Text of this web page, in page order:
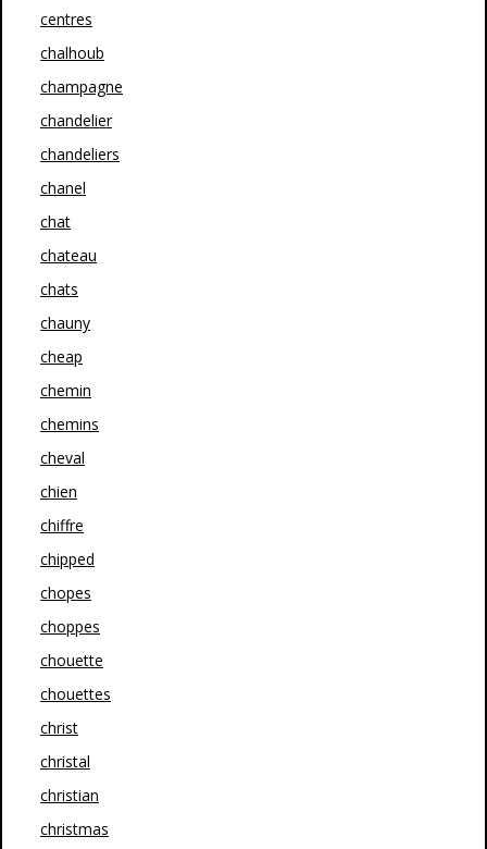
centres
chalhoub
champagne
chandelier
chandeliers
chanel
chat
chateau
chats
chauny
cheap
chemin
chemins
cheval
chien
chiffre
chipped
chopes
choppes
chouette
chouettes
christ
christal
christian
christmas